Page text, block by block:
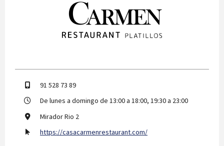
91 528 73 89
De lunes a domingo de 13:00 a 18:00, 19:30 a 23:00
Mirador Rio 2
https://casacarmenrestaurant.com/